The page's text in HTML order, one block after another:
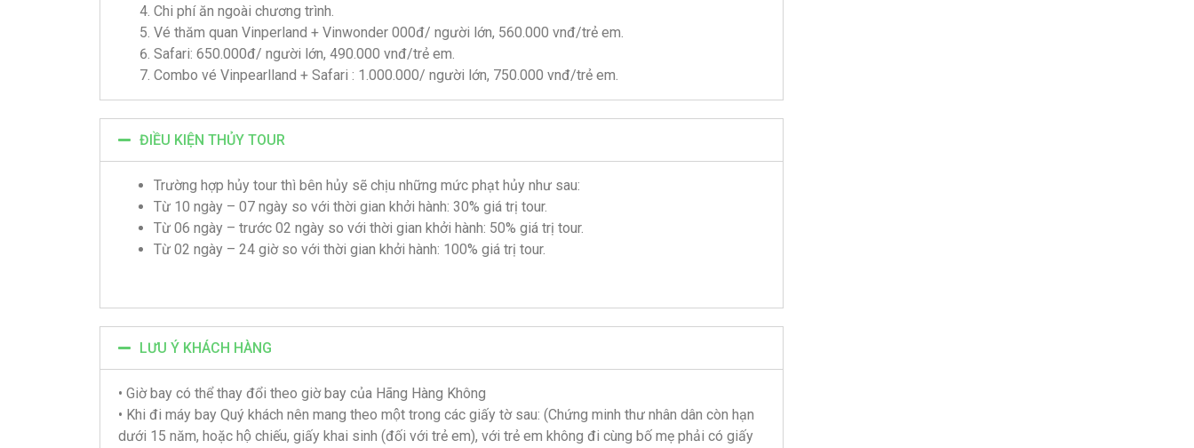
Chi phí ăn ngoài chương trình.
Vé thăm quan Vinperland + Vinwonder 000đ/ người lớn, 560.000 vnđ/trẻ em.
Safari: 650.000đ/ người lớn, 490.000 vnđ/trẻ em.
Combo vé Vinpearlland + Safari : 1.000.000/ người lớn, 750.000 vnđ/trẻ em.
ĐIỀU KIỆN THỦY TOUR
Trường hợp hủy tour thì bên hủy sẽ chịu những mức phạt hủy như sau:
Từ 10 ngày – 07 ngày so với thời gian khởi hành: 30% giá trị tour.
Từ 06 ngày – trước 02 ngày so với thời gian khởi hành: 50% giá trị tour.
Từ 02 ngày – 24 giờ so với thời gian khởi hành: 100% giá trị tour.
LƯU Ý KHÁCH HÀNG
• Giờ bay có thể thay đổi theo giờ bay của Hãng Hàng Không
• Khi đi máy bay Quý khách nên mang theo một trong các giấy tờ sau: (Chứng minh thư nhân dân còn hạn
dưới 15 năm, hoặc hộ chiếu, giấy khai sinh (đối với trẻ em), với trẻ em không đi cùng bố mẹ phải có giấy